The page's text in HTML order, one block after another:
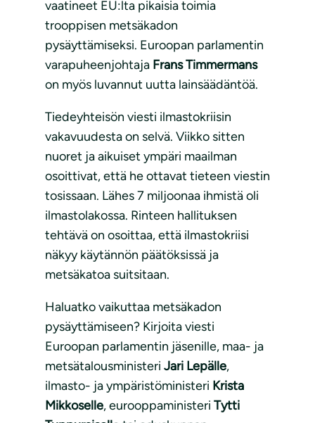
vaatineet EU:lta pikaisia toimia
trooppisen metsäkadon
pysäyttämiseksi. Euroopan parlamentin
varapuheenjohtaja Frans Timmermans
on myös luvannut uutta lainsäädäntöä.
Tiedeyhteisön viesti ilmastokriisin
vakavuudesta on selvä. Viikko sitten
nuoret ja aikuiset ympäri maailman
osoittivat, että he ottavat tieteen viestin
tosissaan. Lähes 7 miljoonaa ihmistä oli
ilmastolakossa. Rinteen hallituksen
tehtävä on osoittaa, että ilmastokriisi
näkyy käytännön päätöksissä ja
metsäkatoa suitsitaan.
Haluatko vaikuttaa metsäkadon
pysäyttämiseen? Kirjoita viesti
Euroopan parlamentin jäsenille, maa- ja
metsätalousministeri Jari Lepälle,
ilmasto- ja ympäristöministeri Krista
Mikkoselle, eurooppaministeri Tytti